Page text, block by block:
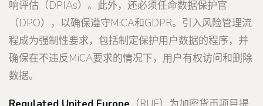
响评估（DPIAs）。此外，还必须任命数据保护官
（DPO），以确保遵守MiCA和GDPR。引入风险管理流
程成为强制性要求，包括制定保护用户数据的程序，并
确保在不违反MiCA要求的情况下，用户有权访问和删除
数据。